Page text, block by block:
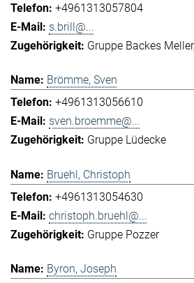
+4961313057804
s.brill@...
Gruppe Backes Meller
Brömme, Sven
+4961313056610
sven.broemme@...
Gruppe Lüdecke
Bruehl, Christoph
+4961313054630
christoph.bruehl@...
Gruppe Pozzer
Byron, Joseph